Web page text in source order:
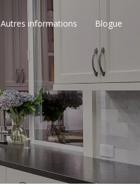
Autres informations Blogue